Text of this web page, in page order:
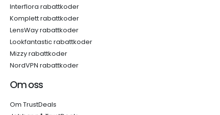
Interflora rabattkoder
Komplett rabattkoder
LensWay rabattkoder
Lookfantastic rabattkoder
Mizzy rabattkoder
NordVPN rabattkoder
Om oss
Om TrustDeals